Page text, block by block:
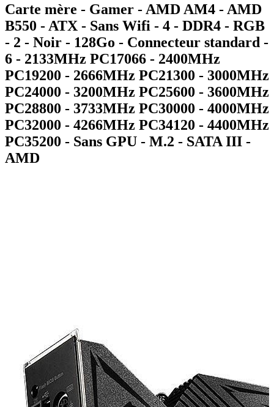
Carte mère - Gamer - AMD AM4 - AMD
B550 - ATX - Sans Wifi - 4 - DDR4 - RGB
- 2 - Noir - 128Go - Connecteur standard -
6 - 2133MHz PC17066 - 2400MHz
PC19200 - 2666MHz PC21300 - 3000MHz
PC24000 - 3200MHz PC25600 - 3600MHz
PC28800 - 3733MHz PC30000 - 4000MHz
PC32000 - 4266MHz PC34120 - 4400MHz
PC35200 - Sans GPU - M.2 - SATA III -
AMD